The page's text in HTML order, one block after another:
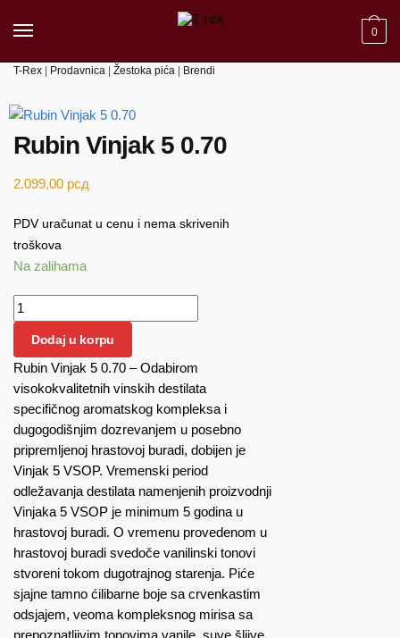
0
T-Rex Prodavnica Žestoka pića Brendi
Rubin Vinjak 5 0.70
2.099,00 рсд
PDV uračunat u cenu i nema skrivenih
troškova
Na zalihama
Rubin
Vinjak
0.70
količina
Dodaj u korpu
Rubin Vinjak 5 0.70 – Odabirom
visokokvalitetnih vinskih destilata
specifičnog aromatskog kompleksa i
dugogodišnjim dozrevanjem u posebno
pripremljenoj hrastovoj buradi, dobijen je
Vinjak 5 VSOP. Vremenski period
odležavanja destilata namenjenih proizvodnji
Vinjaka 5 VSOP je minimum 5 godina u
hrastovoj buradi. O vremenu provedenom u
hrastovoj buradi svedoče vanilinski tonovi
stvoreni tokom dugotrajnog starenja. Piće
sjajne tamno ćilibarne boje sa crvenkastim
odsjajem, veoma kompleksnog mirisa sa
prepoznatljivim tonovima vanile, suve šljive,